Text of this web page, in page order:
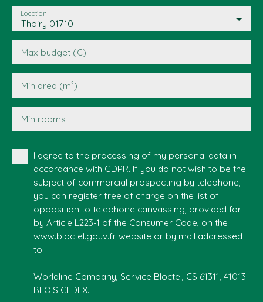
Thoiry 01710
Location
Max budget (€)
Min area (m²)
Min rooms
I agree to the processing of my personal data in
accordance with GDPR. If you do not wish to be the
subject of commercial prospecting by telephone,
you can register free of charge on the list of
opposition to telephone canvassing, provided for
by Article L223-1 of the Consumer Code, on the
www.bloctel.gouv.fr website or by mail addressed
to:
Worldline Company, Service Bloctel, CS 61311, 41013
BLOIS CEDEX.